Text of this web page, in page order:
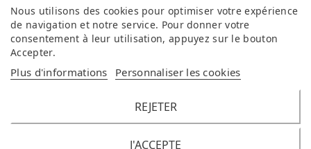
Nous utilisons des cookies pour optimiser votre expérience
de navigation et notre service. Pour donner votre
consentement à leur utilisation, appuyez sur le bouton
Accepter.
Plus d'informations Personnaliser les cookies
REJETER
J'ACCEPTE